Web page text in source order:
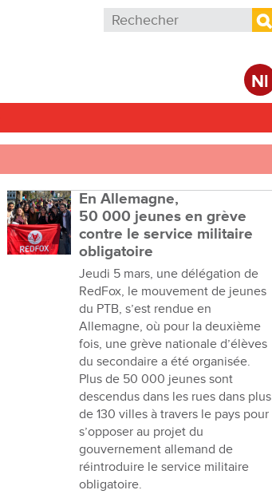
Formulaire de recherche
Rechercher
Nl
En Allemagne,
50 000 jeunes en grève
contre le service militaire
obligatoire
Jeudi 5 mars, une délégation de
RedFox, le mouvement de jeunes
du PTB, s’est rendue en
Allemagne, où pour la deuxième
fois, une grève nationale d’élèves
du secondaire a été organisée.
Plus de 50 000 jeunes sont
descendus dans les rues dans plus
de 130 villes à travers le pays pour
s’opposer au projet du
gouvernement allemand de
réintroduire le service militaire
obligatoire.